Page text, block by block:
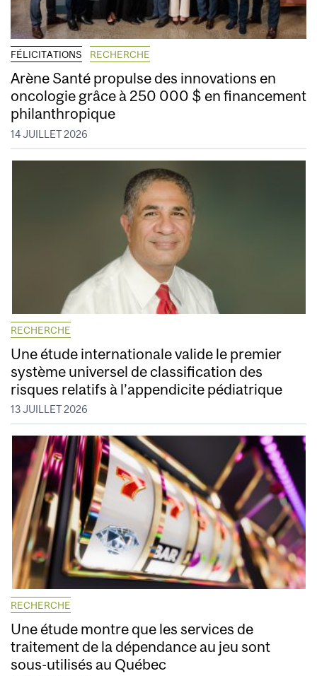
FÉLICITATIONS RECHERCHE
Arène Santé propulse des innovations en
oncologie grâce à 250 000 $ en financement
philanthropique
14 JUILLET 2026
RECHERCHE
Une étude internationale valide le premier
système universel de classification des
risques relatifs à l’appendicite pédiatrique
13 JUILLET 2026
RECHERCHE
Une étude montre que les services de
traitement de la dépendance au jeu sont
sous-utilisés au Québec